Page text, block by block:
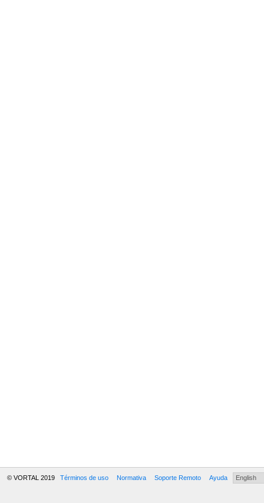
© VORTAL 2019 Términos de uso Normativa Soporte Remoto Ayuda